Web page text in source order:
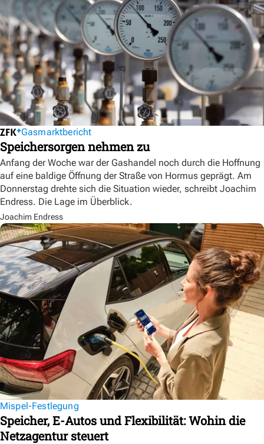
Gasmarktbericht
Speichersorgen nehmen zu
Anfang der Woche war der Gashandel noch durch die Hoffnung
auf eine baldige Öffnung der Straße von Hormus geprägt. Am
Donnerstag drehte sich die Situation wieder, schreibt Joachim
Endress. Die Lage im Überblick.
Joachim Endress
Mispel-Festlegung
Speicher, E-Autos und Flexibilität: Wohin die
Netzagentur steuert